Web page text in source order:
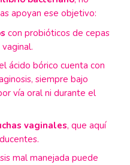
apoyan ese objetivo:
con probióticos de cepas
ácido bórico cuenta con
siempre bajo
vía oral ni durante el
vaginales, que aquí
mal manejada puede